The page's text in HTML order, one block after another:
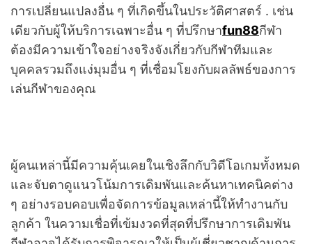
การเปลี่ยนแปลงอื่น ๆ ที่เกิดขึ้นในประวัติศาสตร์ . เช่น
เดียวกับผู้ให้บริการเฉพาะอื่น ๆ ที่ปรึกษาfun88กีฬา
ต้องมีความเข้าใจอย่างจริงจังเกี่ยวกับกีฬาทีมและ
บุคคลรวมถึงแง่มุมอื่น ๆ ที่เชื่อมโยงกับผลลัพธ์ของการ
เล่นกีฬาของคุณ
ผู้คนเหล่านี้มีความคุ้นเคยในเชิงลึกกับวิดีโอเกมทั้งหมด
และจับตาดูแนวโน้มการเดิมพันและค้นหาเทคนิคต่าง
ๆ อย่างรอบคอบเพื่อจัดการข้อมูลเหล่านี้ให้ทำงานกับ
ลูกค้า ในความเชื่อที่เข้มงวดที่สุดที่ปรึกษาการเดิมพัน